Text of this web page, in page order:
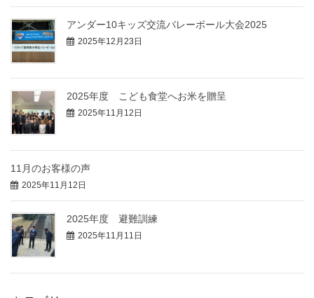
アンダー10キッズ交流バレーボール大会2025
2025年12月23日
2025年度 こども食堂へお米を贈呈
2025年11月12日
11月のお客様の声
2025年11月12日
2025年度 避難訓練
2025年11月11日